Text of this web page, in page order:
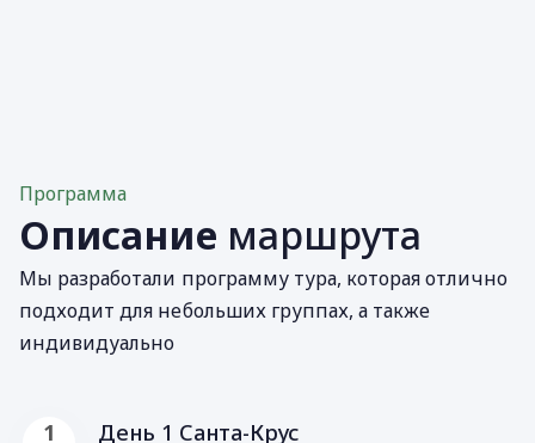
Программа
Описание маршрута
Мы разработали программу тура, которая отлично
подходит для небольших группах, а также
индивидуально
1 День 1 Санта-Крус